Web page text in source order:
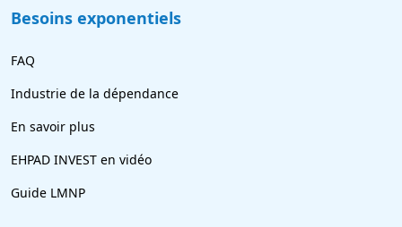
Besoins exponentiels
FAQ
Industrie de la dépendance
En savoir plus
EHPAD INVEST en vidéo
Guide LMNP